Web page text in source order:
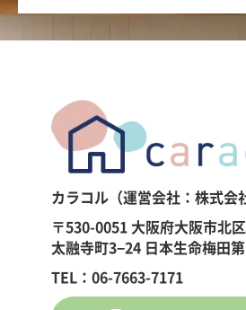
カラコル（運営会社：株式会
〒530-0051 大阪府大阪市北区
太融寺町3−24 日本生命梅田
TEL：06-7663-7171